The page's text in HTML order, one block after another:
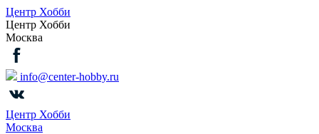
Центр Хобби
Центр Хобби
Москва
info@center-hobby.ru
Центр Хобби
Москва